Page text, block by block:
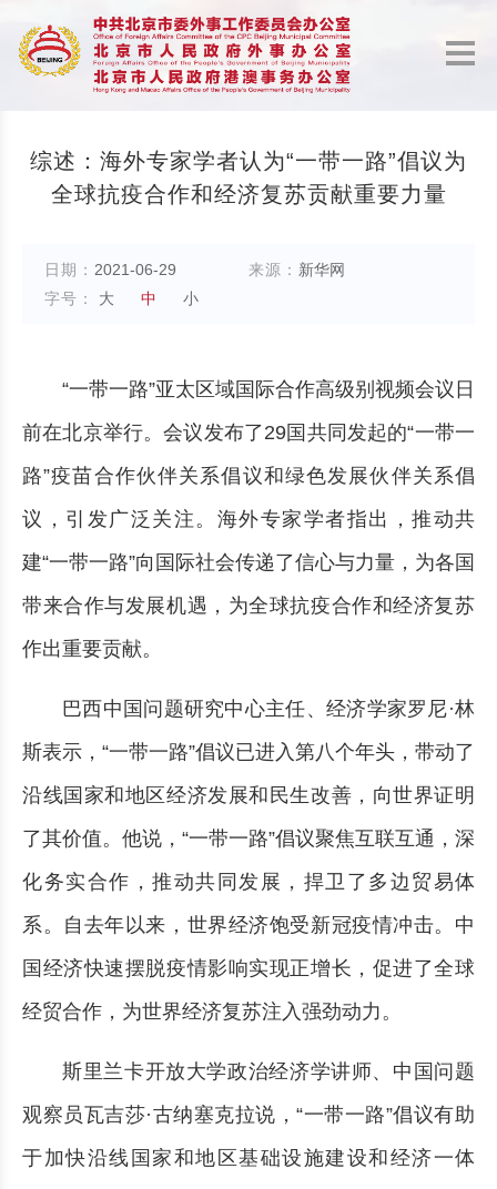
综述：海外专家学者认为“一带一路”倡议为
全球抗疫合作和经济复苏贡献重要力量
日期： 2021-06-29 来源： 新华网
字号：
大 中 小
“一带一路”亚太区域国际合作高级别视频会议日
前在北京举行。会议发布了29国共同发起的“一带一
路”疫苗合作伙伴关系倡议和绿色发展伙伴关系倡
议，引发广泛关注。海外专家学者指出，推动共
建“一带一路”向国际社会传递了信心与力量，为各国
带来合作与发展机遇，为全球抗疫合作和经济复苏
作出重要贡献。
巴西中国问题研究中心主任、经济学家罗尼·林
斯表示，“一带一路”倡议已进入第八个年头，带动了
沿线国家和地区经济发展和民生改善，向世界证明
了其价值。他说，“一带一路”倡议聚焦互联互通，深
化务实合作，推动共同发展，捍卫了多边贸易体
系。自去年以来，世界经济饱受新冠疫情冲击。中
国经济快速摆脱疫情影响实现正增长，促进了全球
经贸合作，为世界经济复苏注入强劲动力。
斯里兰卡开放大学政治经济学讲师、中国问题
观察员瓦吉莎·古纳塞克拉说，“一带一路”倡议有助
于加快沿线国家和地区基础设施建设和经济一体